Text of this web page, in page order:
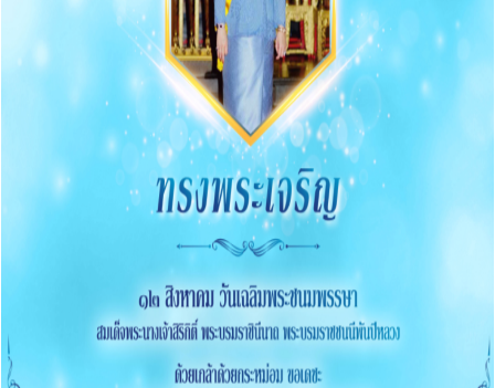
O12 รายงานสรุปผลการจัดซื้อจัดจ้าง/จัดหาพัสดุประจำปี
การบริหารและพัฒนาทรัพยากรบุคคล
O13 แผนบริหารและพัฒนาทรัพยากรบุคคล
การดำเนินการตามนโยบายบริหารทรัพยากรบุคคล
หลักเกณฑ์การบริหารและพัฒนาทรัพยากรบุคคล
O14 รายงานผลการบริหารและทรัพยากรบุคคลประจำปี
O15 ประมวลจริยธรรมและขับเคลื่อนจริยธรรม
การขับเคลื่อนจริยธรรม
การส่งเสริมความโปร่งใส